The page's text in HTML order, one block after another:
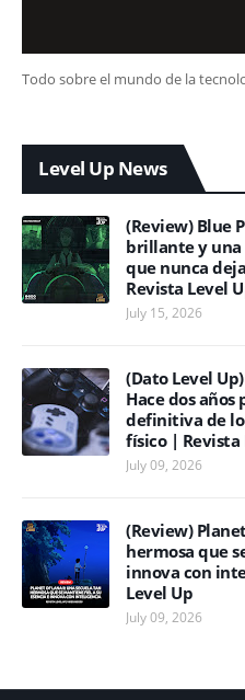
Todo sobre el mundo de la
Level Up News
(Review) Blue
brillante y
que nunca
Revista Level
July 15, 2026
(Dato Level
Hace dos
definitiva de
físico | Revista
July 09, 2026
(Review)
hermosa que
innova con
Level Up
July 09, 2026